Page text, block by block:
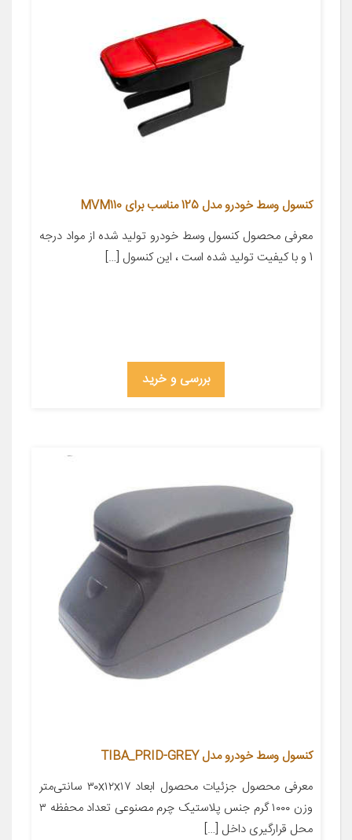
کنسول وسط خودرو مدل 125 مناسب برای MVM110
معرفی محصول کنسول وسط خودرو تولید شده از مواد درجه
1 و با کیفیت تولید شده است ، این کنسول […]
بررسی و خرید
کنسول وسط خودرو مدل TIBA_PRID-GREY
معرفی محصول جزئیات محصول ابعاد ۳۰x۱۲x۱۷ سانتی‌متر
وزن ۱۰۰۰ گرم جنس پلاستیک چرم مصنوعی تعداد محفظه ۳
محل قرارگیری داخل […]